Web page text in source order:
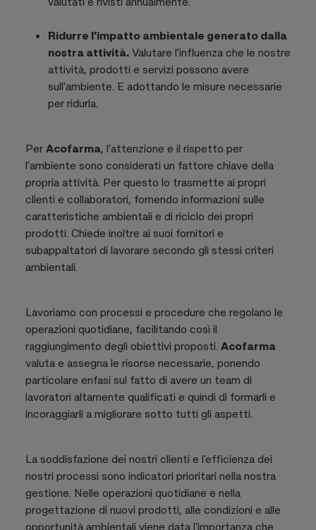
Ridurre l'impatto ambientale generato dalla
nostra attività. Valutare l'influenza che le nostre
attività, prodotti e servizi possono avere
sull'ambiente. E adottando le misure necessarie
per ridurla.
Per Acofarma, l'attenzione e il rispetto per
l'ambiente sono considerati un fattore chiave della
propria attività. Per questo lo trasmette ai propri
clienti e collaboratori, fornendo informazioni sulle
caratteristiche ambientali e di riciclo dei propri
prodotti. Chiede inoltre ai suoi fornitori e
subappaltatori di lavorare secondo gli stessi criteri
ambientali.
Lavoriamo con processi e procedure che regolano le
operazioni quotidiane, facilitando così il
raggiungimento degli obiettivi proposti. Acofarma
valuta e assegna le risorse necessarie, ponendo
particolare enfasi sul fatto di avere un team di
lavoratori altamente qualificati e quindi di formarli e
incoraggiarli a migliorare sotto tutti gli aspetti.
La soddisfazione dei nostri clienti e l'efficienza dei
nostri processi sono indicatori prioritari nella nostra
gestione. Nelle operazioni quotidiane e nella
progettazione di nuovi prodotti, alle condizioni e alle
opportunità ambientali viene data l'importanza che